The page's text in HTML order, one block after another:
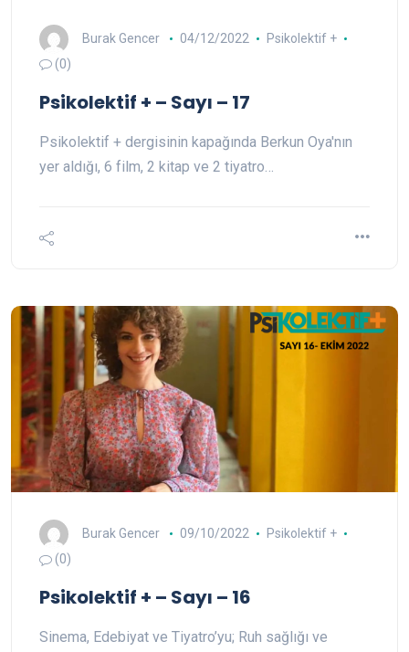
Burak Gencer 04/12/2022
Psikolektif +
(0)
Psikolektif + – Sayı – 17
Psikolektif + dergisinin kapağında Berkun Oya'nın
yer aldığı, 6 film, 2 kitap ve 2 tiyatro…
Burak Gencer 09/10/2022
Psikolektif +
(0)
Psikolektif + – Sayı – 16
Sinema, Edebiyat ve Tiyatro’yu; Ruh sağlığı ve